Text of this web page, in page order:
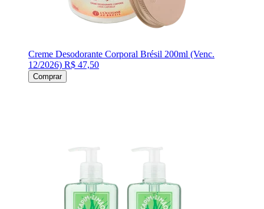
Creme Desodorante Corporal Brésil 200ml (Venc.
12/2026) R$ 47,50
Comprar